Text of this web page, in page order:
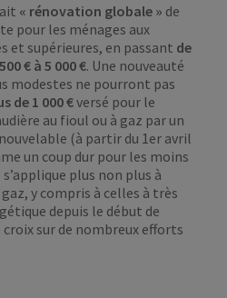
« rénovation globale » de
pour les ménages aux
et supérieures, en passant de
€ à 5 000 €. Une nouveauté
modestes ne pourront pas
de 1 000 €versé pour le
au fioul ou à gaz par un
(à partir du 1er avril
un coup dur pour les moins
plus non plus à
gaz, y compris à celles à très
depuis le début de
croix sur de nombreux efforts